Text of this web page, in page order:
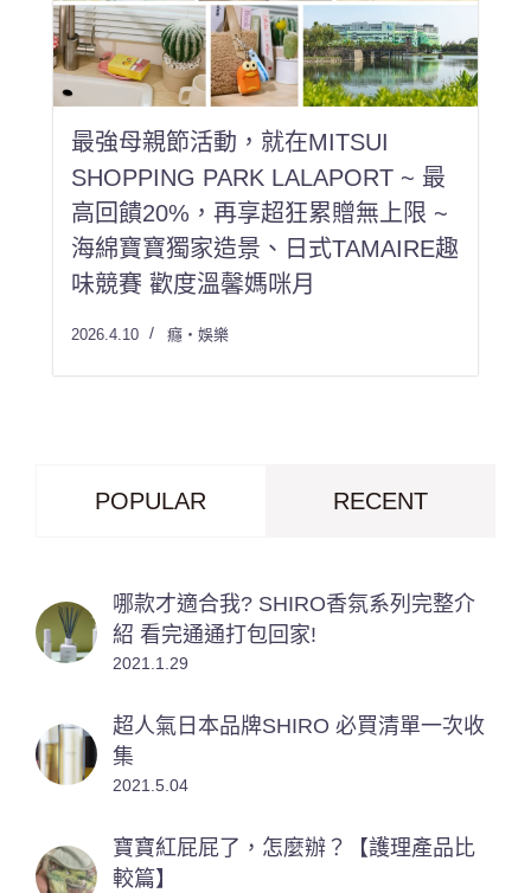
最強母親節活動，就在MITSUI
SHOPPING PARK LALAPORT ~ 最
高回饋20%，再享超狂累贈無上限 ~
海綿寶寶獨家造景、日式TAMAIRE趣
味競賽 歡度溫馨媽咪月
2026.4.10 癮・娛樂
POPULAR RECENT
哪款才適合我? SHIRO香氛系列完整介
紹 看完通通打包回家!
2021.1.29
超人氣日本品牌SHIRO 必買清單一次收
集
2021.5.04
寶寶紅屁屁了，怎麼辦？【護理產品比
較篇】